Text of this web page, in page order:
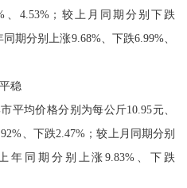
4.53%；较上月同期分别 下跌
同期分别上涨9.68%、 下跌6.99%、
稳
平均价格分别为每公斤10.95元、
下跌2.47% ；较上月同期分别
年同期分别 上涨9.83% 、下跌